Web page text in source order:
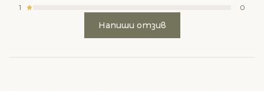
1
0
Напиши отзив